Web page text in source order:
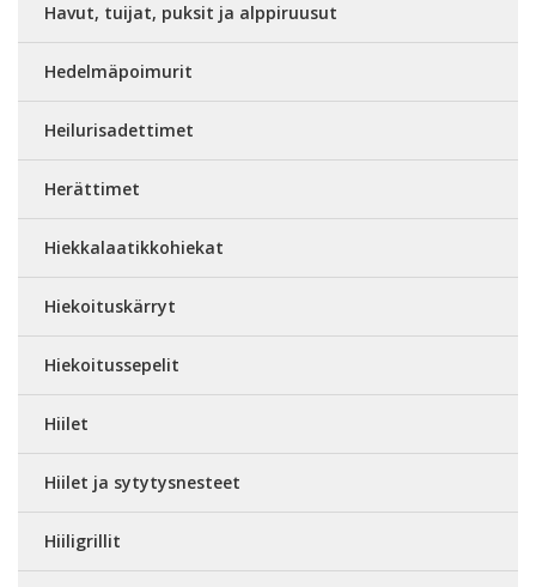
Havut, tuijat, puksit ja alppiruusut
Hedelmäpoimurit
Heilurisadettimet
Herättimet
Hiekkalaatikkohiekat
Hiekoituskärryt
Hiekoitussepelit
Hiilet
Hiilet ja sytytysnesteet
Hiiligrillit